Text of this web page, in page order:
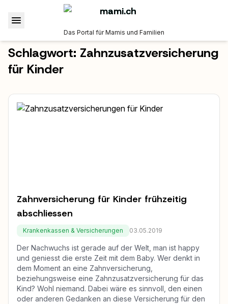
Das Portal für Mamis und Familien
Schlagwort: Zahnzusatzversicherung
für Kinder
Zahnversicherung für Kinder frühzeitig
abschliessen
Krankenkassen & Versicherungen 03.05.2019
Der Nachwuchs ist gerade auf der Welt, man ist happy
und geniesst die erste Zeit mit dem Baby. Wer denkt in
dem Moment an eine Zahnversicherung,
beziehungsweise eine Zahnzusatzversicherung für das
Kind? Wohl niemand. Dabei wäre es sinnvoll, den einen
oder anderen Gedanken an diese Versicherung für den